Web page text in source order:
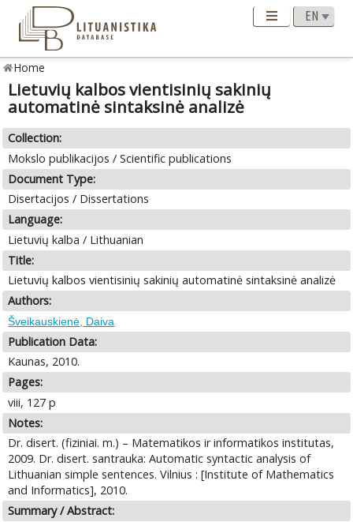
Home
Lietuvių kalbos vientisinių sakinių
automatinė sintaksinė analizė
Collection:
Mokslo publikacijos / Scientific publications
Document Type:
Disertacijos / Dissertations
Language:
Lietuvių kalba / Lithuanian
Title:
Lietuvių kalbos vientisinių sakinių automatinė sintaksinė analizė
Authors:
Šveikauskienė, Daiva
Publication Data:
Kaunas, 2010.
Pages:
viii, 127 p
Notes:
Dr. disert. (fiziniai. m.) – Matematikos ir informatikos institutas,
2009. Dr. disert. santrauka: Automatic syntactic analysis of
Lithuanian simple sentences. Vilnius : [Institute of Mathematics
and Informatics], 2010.
Summary / Abstract: